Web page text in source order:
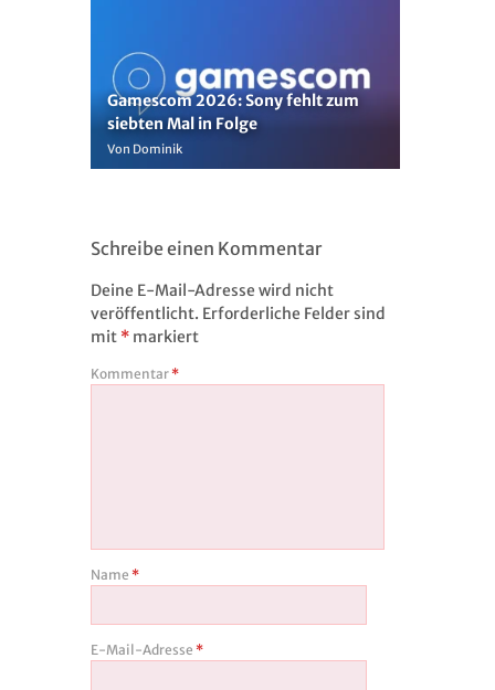
Gamescom 2026: Sony fehlt zum
siebten Mal in Folge
Von Dominik
Schreibe einen Kommentar
Deine E-Mail-Adresse wird nicht
veröffentlicht. Erforderliche Felder sind
mit * markiert
Kommentar *
Name *
E-Mail-Adresse *